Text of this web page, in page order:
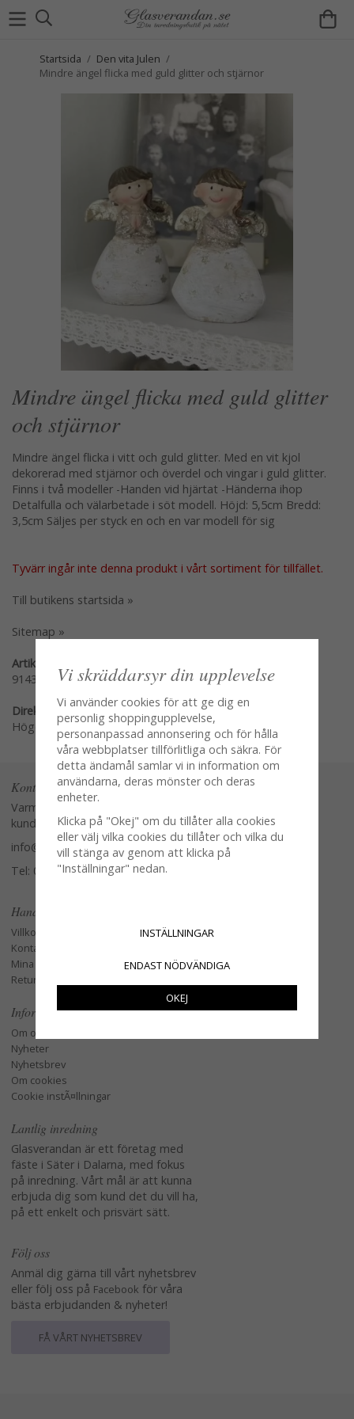
Startsida / Den vita Julen /
Mindre ängel flicka med guld glitter och stjärnor
Mindre ängel flicka med guld glitter
och stjärnor
Mindre ängel flicka i vitt och guld glitter. Med en vit kjol
dekorerad med stjärnor och överdel och vingar i guld glitter.
Finns i två modeller -Handen vid hjärtat -Händerna ihop
Detalfulla och välarbetade i söt modell. Höjd: 5,5cm Bredd:
3,5cm Säljes per styck en och en var modell för sig
Tyvärr ingår inte denna produkt i vårt sortiment för tillfället.
Till butikens startsida »
Sitemap »
Artikelnummer:
91431-HI
Direktlänk:
Högerklicka och kopiera adressen
Kontakta oss
Varmt välkommen att kontakta vår
kundtjänst.
info@glasverandan.se
Tel: 079-3495968
Handla
Villkor
Kontakta oss
Mina favoriter
Retur och Reklamation
Information
Om oss
Nyheter
Nyhetsbrev
Om cookies
Cookie instÃ¤llningar
Lantlig inredning
Glasverandan är ett företag med
fäste i Säter i Dalarna, med fokus
på inredning. Vårt mål är att kunna
erbjuda dig som kund det du vill ha,
på ett enkelt och prisvärt sätt.
Följ oss
Anmäl dig gärna till vårt nyhetsbrev
eller följ oss på Facebook för våra
bästa erbjudanden & nyheter!
FÅ VÅRT NYHETSBREV
Vi skräddarsyr din upplevelse
Vi använder cookies för att ge dig en
personlig shoppingupplevelse,
personanpassad annonsering och för hålla
våra webbplatser tillförlitliga och säkra. För
detta ändamål samlar vi in information om
användarna, deras mönster och deras
enheter.
Klicka på "Okej" om du tillåter alla cookies
eller välj vilka cookies du tillåter och vilka du
vill stänga av genom att klicka på
"Inställningar" nedan.
INSTÄLLNINGAR
ENDAST NÖDVÄNDIGA
OKEJ